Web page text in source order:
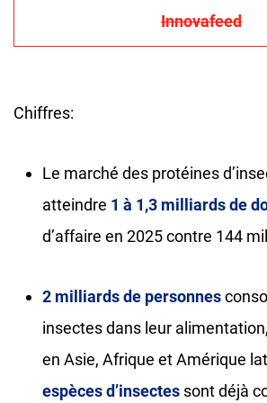
Innovafeed
Chiffres:
Le marché des protéines
atteindre 1 à 1,3 milliards de
d’affaire en 2025 contre 144
2 milliards de personnes
insectes dans leur
en Asie, Afrique et Amérique
espèces d’insectes sont déjà